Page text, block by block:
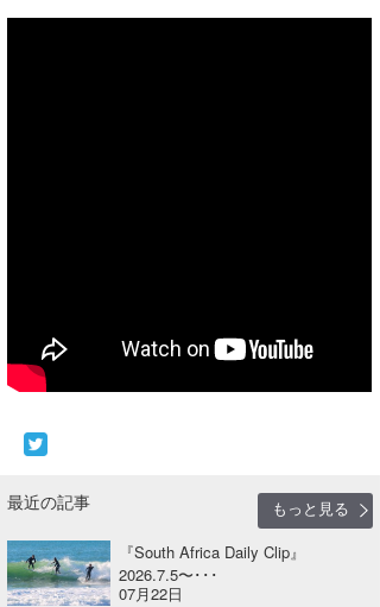
最近の記事
もっと見る
『South Africa Daily Clip』
2026.7.5〜･･･
07月22日
サーファーズ
arukasvision
嵯峨明日香
+☆maki☆+